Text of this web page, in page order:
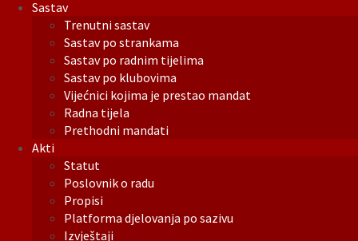
Sastav
Trenutni sastav
Sastav po strankama
Sastav po radnim tijelima
Sastav po klubovima
Vijećnici kojima je prestao mandat
Radna tijela
Prethodni mandati
Akti
Statut
Poslovnik o radu
Propisi
Platforma djelovanja po sazivu
Izvještaji